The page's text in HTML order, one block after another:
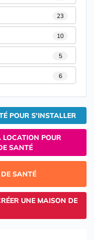
23
10
5
6
POUR S'INSTALLER
POUR
SANTÉ
SANTÉ
UNE MAISON DE